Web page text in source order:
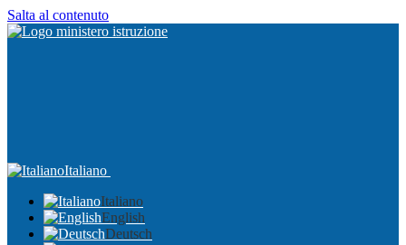
Salta al contenuto
Italiano
Italiano
English
Deutsch